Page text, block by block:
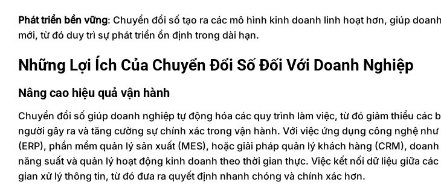
Phát triển bền vững: Chuyển đổi số tạo ra các mô hình kinh doanh linh hoạt hơn, giúp
mới, từ đó duy trì sự phát triển ổn định trong dài hạn.
Những Lợi Ích Của Chuyển Đổi Số Đối Với Doanh Nghiệp
Nâng cao hiệu quả vận hành
Chuyển đổi số giúp doanh nghiệp tự động hóa các quy trình làm việc, từ đó giảm thiểu các
người gây ra và tăng cường sự chính xác trong vận hành. Với việc ứng dụng công nghệ
(ERP), phần mềm quản lý sản xuất (MES), hoặc giải pháp quản lý khách hàng (CRM),
năng suất và quản lý hoạt động kinh doanh theo thời gian thực. Việc kết nối dữ liệu giữa
gian xử lý thông tin, từ đó đưa ra quyết định nhanh chóng và chính xác hơn.